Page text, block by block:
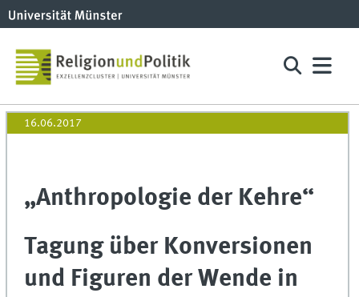
16.06.2017
„Anthropologie der Kehre“
Tagung über Konversionen
und Figuren der Wende in